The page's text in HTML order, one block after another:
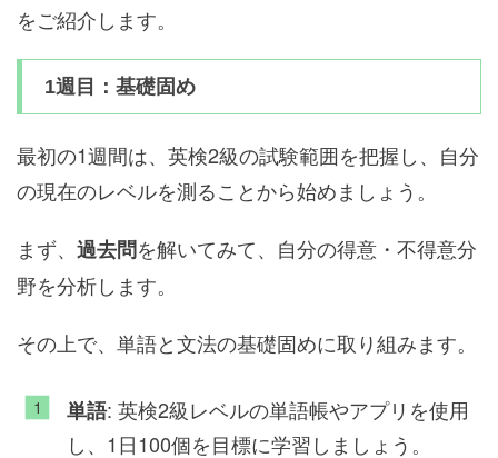
をご紹介します。
1週目：基礎固め
最初の1週間は、英検2級の試験範囲を把握し、自分
の現在のレベルを測ることから始めましょう。
まず、 過去問を解いてみて、自分の得意・不得意分
野を分析します。
その上で、単語と文法の基礎固めに取り組みます。
単語: 英検2級レベルの単語帳やアプリを使用
し、1日100個を目標に学習しましょう。